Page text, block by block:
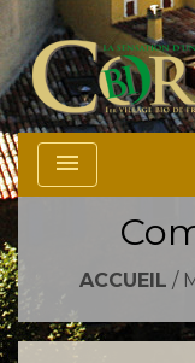
menu
ACCUEIL /